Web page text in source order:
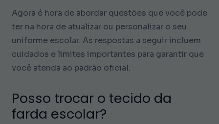
Agora é hora de abordar questões que você pode
ter na hora de atualizar ou personalizar o seu
uniforme escolar. As respostas a seguir incluem
cuidados e limites importantes para garantir que
você atenda ao padrão oficial.
Posso trocar o tecido da
farda escolar?